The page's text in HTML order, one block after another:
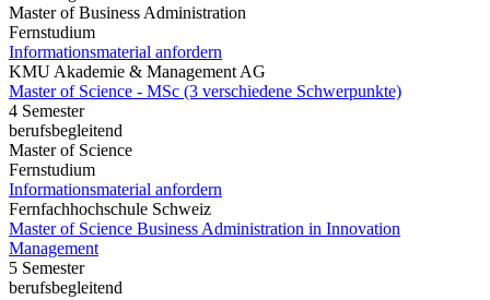
Master of Business Administration
Fernstudium
Informationsmaterial anfordern
KMU Akademie & Management AG
Master of Science - MSc (3 verschiedene Schwerpunkte)
4 Semester
berufsbegleitend
Master of Science
Fernstudium
Informationsmaterial anfordern
Fernfachhochschule Schweiz
Master of Science Business Administration in Innovation
Management
5 Semester
berufsbegleitend